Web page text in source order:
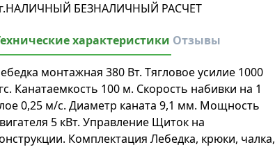
БЕЗНАЛИЧНЫЙ РАСЧЕТ
характеристики Отзывы
монтажная 380 Вт. Тягловое усилие 1000
Канатаемкость 100 м. Скорость набивки на 1
0,25 м/с. Диаметр каната 9,1 мм. Мощность
5 кВт. Управление Щиток на
Комплектация Лебедка, крюки, чалка,